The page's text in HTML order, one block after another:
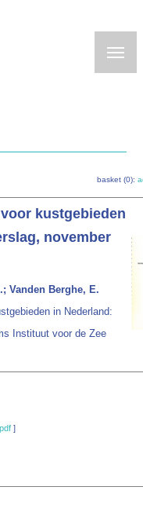
basket (0):
kustgebieden
november
Vanden Berghe, E.
in Nederland:
Instituut voor de Zee
]